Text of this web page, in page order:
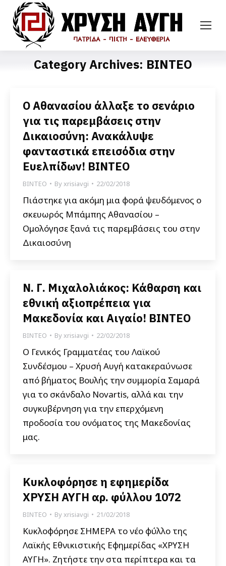
Category Archives: ΒΙΝΤΕΟ
Ο Αθανασίου άλλαξε το σενάριο
για τις παρεμβάσεις στην
Δικαιοσύνη: Ανακάλυψε
φανταστικά επεισόδια στην
Ευελπίδων! ΒΙΝΤΕΟ
ΒΙΝΤΕΟ Byxrisiavgi 22/02/2018
Πιάστηκε για ακόμη μια φορά ψευδόμενος ο
σκευωρός Μπάμπης Αθανασίου –
Ομολόγησε ξανά τις παρεμβάσεις του στην
Δικαιοσύνη
Ν. Γ. Μιχαλολιάκος: Κάθαρση και
εθνική αξιοπρέπεια για
Μακεδονία και Αιγαίο! ΒΙΝΤΕΟ
ΒΙΝΤΕΟ Byxrisiavgi 22/02/2018
Ο Γενικός Γραμματέας του Λαϊκού
Συνδέσμου – Χρυσή Αυγή κατακεραύνωσε
από βήματος Βουλής την συμμορία Σαμαρά
για το σκάνδαλο Novartis, αλλά και την
συγκυβέρνηση για την επερχόμενη
προδοσία του ονόματος της Μακεδονίας
μας.
Κυκλοφόρησε η εφημερίδα
ΧΡΥΣΗ ΑΥΓΗ αρ. φύλλου 1072
ΒΙΝΤΕΟ Byxrisiavgi 21/02/2018
Κυκλοφόρησε ΣΗΜΕΡΑ το νέο φύλλο της
Λαϊκής Εθνικιστικής Εφημερίδας «ΧΡΥΣΗ
ΑΥΓΗ». Ζητήστε την στα περίπτερα και τα